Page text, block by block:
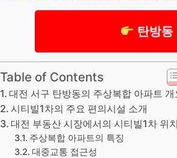
탄방동
Table of Contents
대전 서구 탄방동의 주상복합 아파트 개
시티빌1차의 주요 편의시설 소개
대전 부동산 시장에서의 시티빌1차 위치
주상복합 아파트의 특징
대중교통 접근성